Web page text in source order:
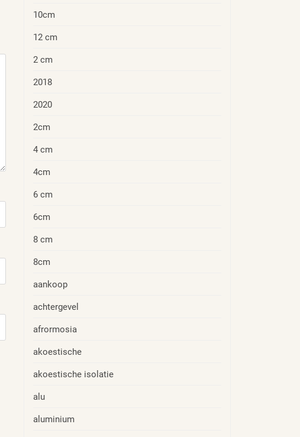
10cm
12 cm
2 cm
2018
2020
2cm
4 cm
4cm
6 cm
6cm
8 cm
8cm
aankoop
achtergevel
afrormosia
akoestische
akoestische isolatie
alu
aluminium